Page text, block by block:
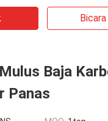
Baja
Panas